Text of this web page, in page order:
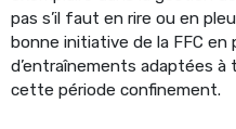
pas s’il faut en rire ou en
bonne initiative de la FFC en
d’entraînements adaptées
cette période confinement.